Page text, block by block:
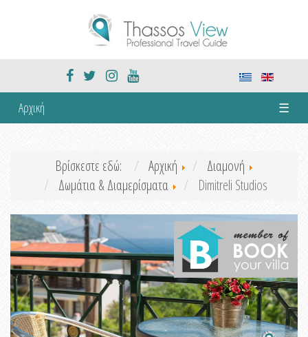
Αρχική ☰
Βρίσκεστε εδώ: Αρχική
Διαμονή
Δωμάτια & Διαμερίσματα
Dimitreli Studios